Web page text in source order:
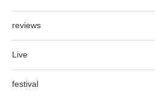
reviews
Live
festival